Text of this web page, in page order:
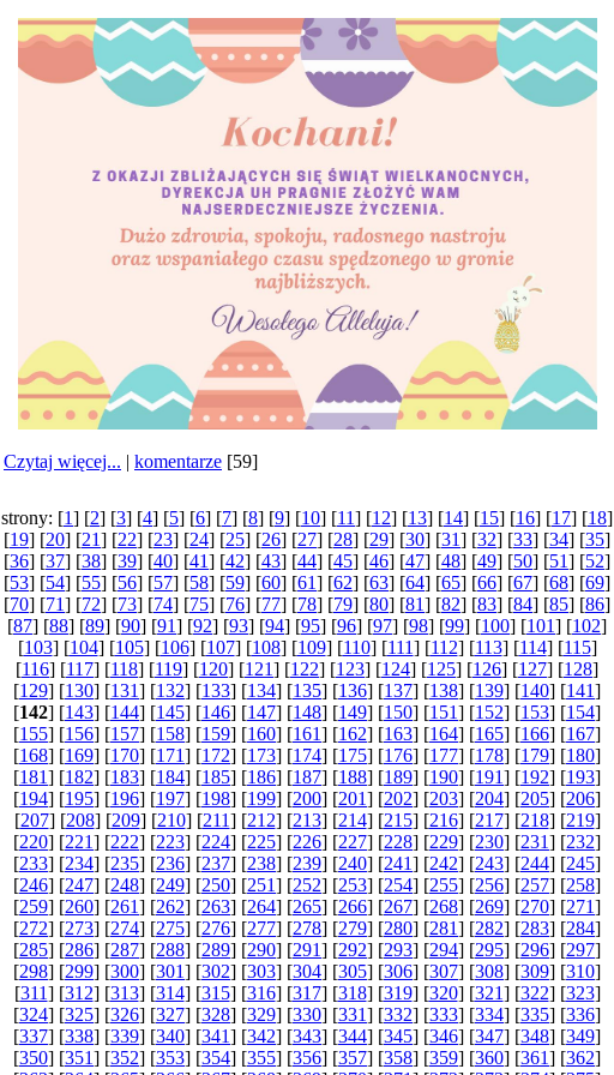
Czytaj więcej... | komentarze [59]
strony: [1] [2] [3] [4] [5] [6] [7] [8] [9] [10] [11] [12] [13] [14] [15] [16] [17] [18]
[19] [20] [21] [22] [23] [24] [25] [26] [27] [28] [29] [30] [31] [32] [33] [34] [35]
[36] [37] [38] [39] [40] [41] [42] [43] [44] [45] [46] [47] [48] [49] [50] [51] [52]
[53] [54] [55] [56] [57] [58] [59] [60] [61] [62] [63] [64] [65] [66] [67] [68] [69]
[70] [71] [72] [73] [74] [75] [76] [77] [78] [79] [80] [81] [82] [83] [84] [85] [86]
[87] [88] [89] [90] [91] [92] [93] [94] [95] [96] [97] [98] [99] [100] [101] [102]
[103] [104] [105] [106] [107] [108] [109] [110] [111] [112] [113] [114] [115]
[116] [117] [118] [119] [120] [121] [122] [123] [124] [125] [126] [127] [128]
[129] [130] [131] [132] [133] [134] [135] [136] [137] [138] [139] [140] [141]
[142] [143] [144] [145] [146] [147] [148] [149] [150] [151] [152] [153] [154]
[155] [156] [157] [158] [159] [160] [161] [162] [163] [164] [165] [166] [167]
[168] [169] [170] [171] [172] [173] [174] [175] [176] [177] [178] [179] [180]
[181] [182] [183] [184] [185] [186] [187] [188] [189] [190] [191] [192] [193]
[194] [195] [196] [197] [198] [199] [200] [201] [202] [203] [204] [205] [206]
[207] [208] [209] [210] [211] [212] [213] [214] [215] [216] [217] [218] [219]
[220] [221] [222] [223] [224] [225] [226] [227] [228] [229] [230] [231] [232]
[233] [234] [235] [236] [237] [238] [239] [240] [241] [242] [243] [244] [245]
[246] [247] [248] [249] [250] [251] [252] [253] [254] [255] [256] [257] [258]
[259] [260] [261] [262] [263] [264] [265] [266] [267] [268] [269] [270] [271]
[272] [273] [274] [275] [276] [277] [278] [279] [280] [281] [282] [283] [284]
[285] [286] [287] [288] [289] [290] [291] [292] [293] [294] [295] [296] [297]
[298] [299] [300] [301] [302] [303] [304] [305] [306] [307] [308] [309] [310]
[311] [312] [313] [314] [315] [316] [317] [318] [319] [320] [321] [322] [323]
[324] [325] [326] [327] [328] [329] [330] [331] [332] [333] [334] [335] [336]
[337] [338] [339] [340] [341] [342] [343] [344] [345] [346] [347] [348] [349]
[350] [351] [352] [353] [354] [355] [356] [357] [358] [359] [360] [361] [362]